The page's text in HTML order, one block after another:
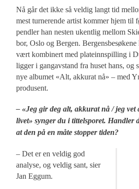
Nå går det ikke så veldig langt tid
mest turnerende artist kommer hjem til
pendler han nesten ukentlig mellom
bor, Oslo og Bergen. Bergensbesøkene
vært kombinert med plateinnspilling i
ligger i gangavstand fra huset hans, og
nye albumet «Alt, akkurat nå» – med
produsent.
– «Jeg gir deg alt, akkurat nå / jeg
livet» synger du i tittelsporet. Handler
at den på en måte stopper tiden?
– Det er en veldig god
analyse, og veldig sant, sier
Jan Eggum.